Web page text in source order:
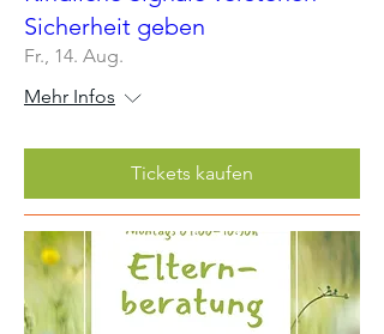
Sicherheit geben
Fr., 14. Aug.
Mehr Infos
Tickets kaufen